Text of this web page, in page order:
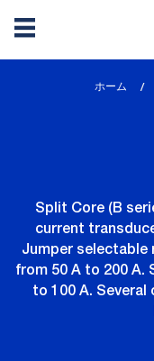
ホーム
Split Core (B
current
Jumper selectable
from 50 A to 200 A.
to 100 A. Several